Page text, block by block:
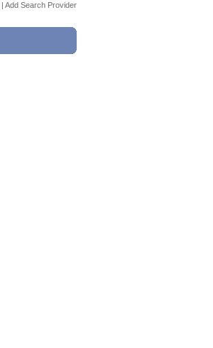
| Add Search Provider